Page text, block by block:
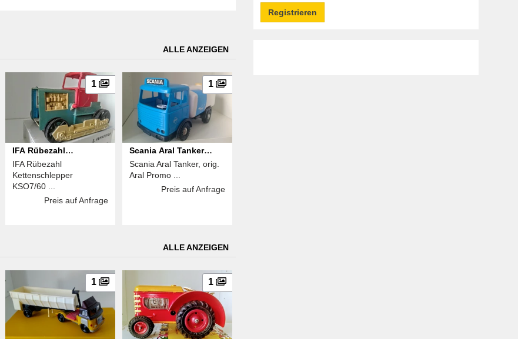
ALLE ANZEIGEN
1
IFA Rübezahl
Kettenschlepper
KSO7/60
IFA Rübezahl
Kettenschlepper
KSO7/60 ...
Preis auf Anfrage
1
Scania Aral Tanker
Modell
Scania Aral Tanker, orig.
Aral Promo ...
Preis auf Anfrage
ALLE ANZEIGEN
1 1
Registrieren